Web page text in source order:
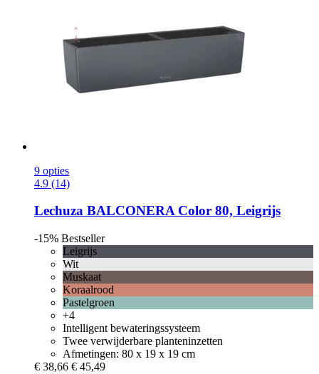
9 opties
4.9 (14)
Lechuza BALCONERA Color 80, Leigrijs
-15% Bestseller
Leigrijs
Wit
Muskaat
Koraalrood
Pastelgroen
+4
Intelligent bewateringssysteem
Twee verwijderbare planteninzetten
Afmetingen: 80 x 19 x 19 cm
€ 38,66 € 45,49